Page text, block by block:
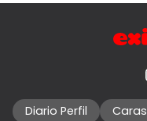
Diario Perfil Caras